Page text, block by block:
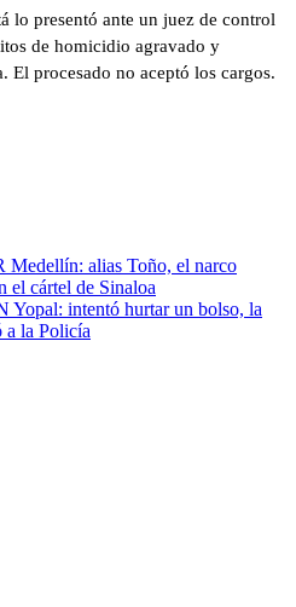
lo presentó ante un juez de control
de homicidio agravado y
El procesado no aceptó los cargos.
Medellín: alias Toño, el narco
el cártel de Sinaloa
Yopal: intentó hurtar un bolso, la
a la Policía